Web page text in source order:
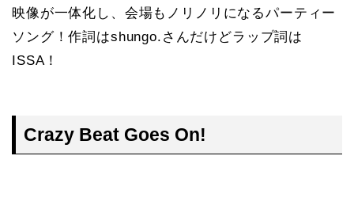
映像が一体化し、会場もノリノリになるパーティー
ソング！作詞はshungo.さんだけどラップ詞は
ISSA！
Crazy Beat Goes On!